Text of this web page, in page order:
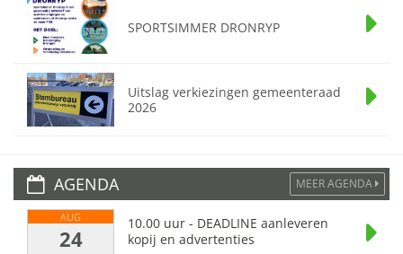
SPORTSIMMER DRONRYP
Uitslag verkiezingen gemeenteraad
2026
AGENDA MEER AGENDA
AUG
24
10.00 uur - DEADLINE aanleveren
kopij en advertenties